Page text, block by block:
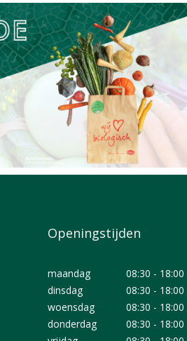
Openingstijden
maandag
08:30 - 18:00
dinsdag
08:30 - 18:00
woensdag
08:30 - 18:00
donderdag
08:30 - 18:00